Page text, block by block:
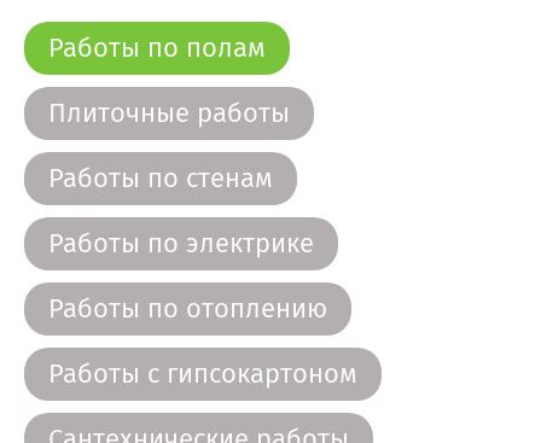
Работы по полам
Плиточные работы
Работы по стенам
Работы по электрике
Работы по отоплению
Работы с гипсокартоном